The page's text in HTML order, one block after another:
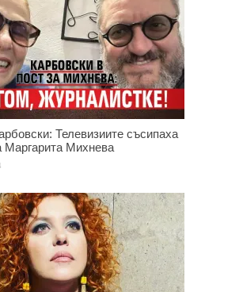
Телевизиите съсипаха
Маргарита Михнева